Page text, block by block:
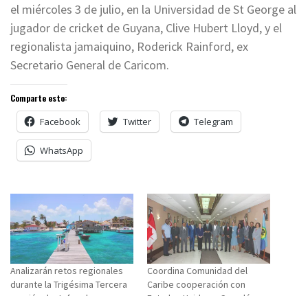
el miércoles 3 de julio, en la Universidad de St George al
jugador de cricket de Guyana, Clive Hubert Lloyd, y el
regionalista jamaiquino, Roderick Rainford, ex
Secretario General de Caricom.
Comparte esto:
Facebook Twitter Telegram
WhatsApp
Analizarán retos regionales
durante la Trigésima Tercera
Coordina Comunidad del
Caribe cooperación con